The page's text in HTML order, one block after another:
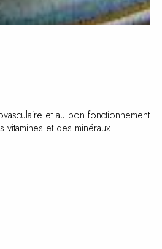
et au bon
fibres, des vitamines et des